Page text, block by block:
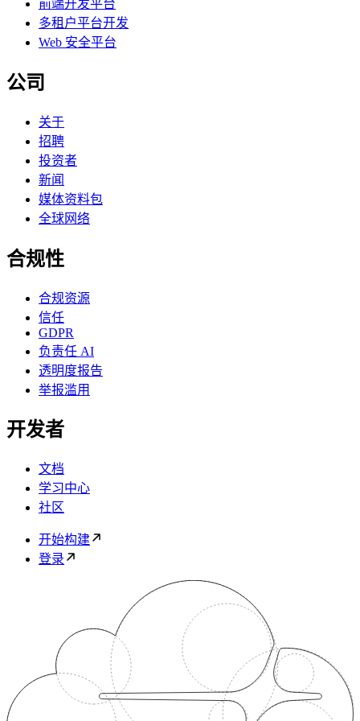
前端开发平台
多租户平台开发
Web 安全平台
公司
关于
招聘
投资者
新闻
媒体资料包
全球网络
合规性
合规资源
信任
GDPR
负责任 AI
透明度报告
举报滥用
开发者
文档
学习中心
社区
开始构建
登录